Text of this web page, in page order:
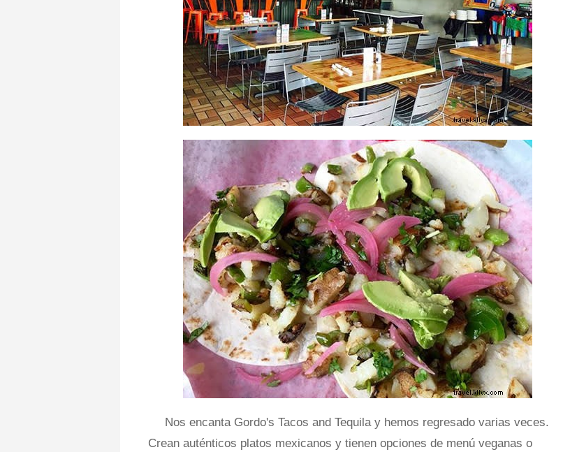
Nos encanta Gordo's Tacos and Tequila y hemos regresado varias veces.
Crean auténticos platos mexicanos y tienen opciones de menú veganas o